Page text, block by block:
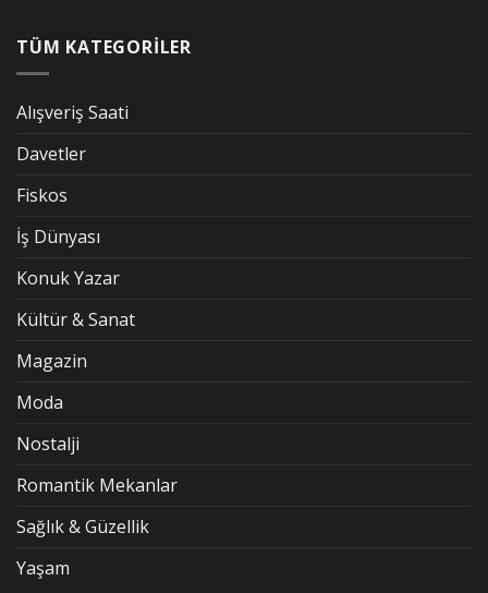
TÜM KATEGORİLER
Alışveriş Saati
Davetler
Fiskos
İş Dünyası
Konuk Yazar
Kültür & Sanat
Magazin
Moda
Nostalji
Romantik Mekanlar
Sağlık & Güzellik
Yaşam